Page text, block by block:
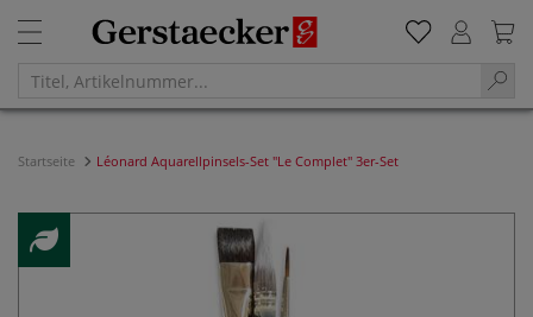
Startseite Léonard Aquarellpinsels-Set "Le Complet" 3er-Set